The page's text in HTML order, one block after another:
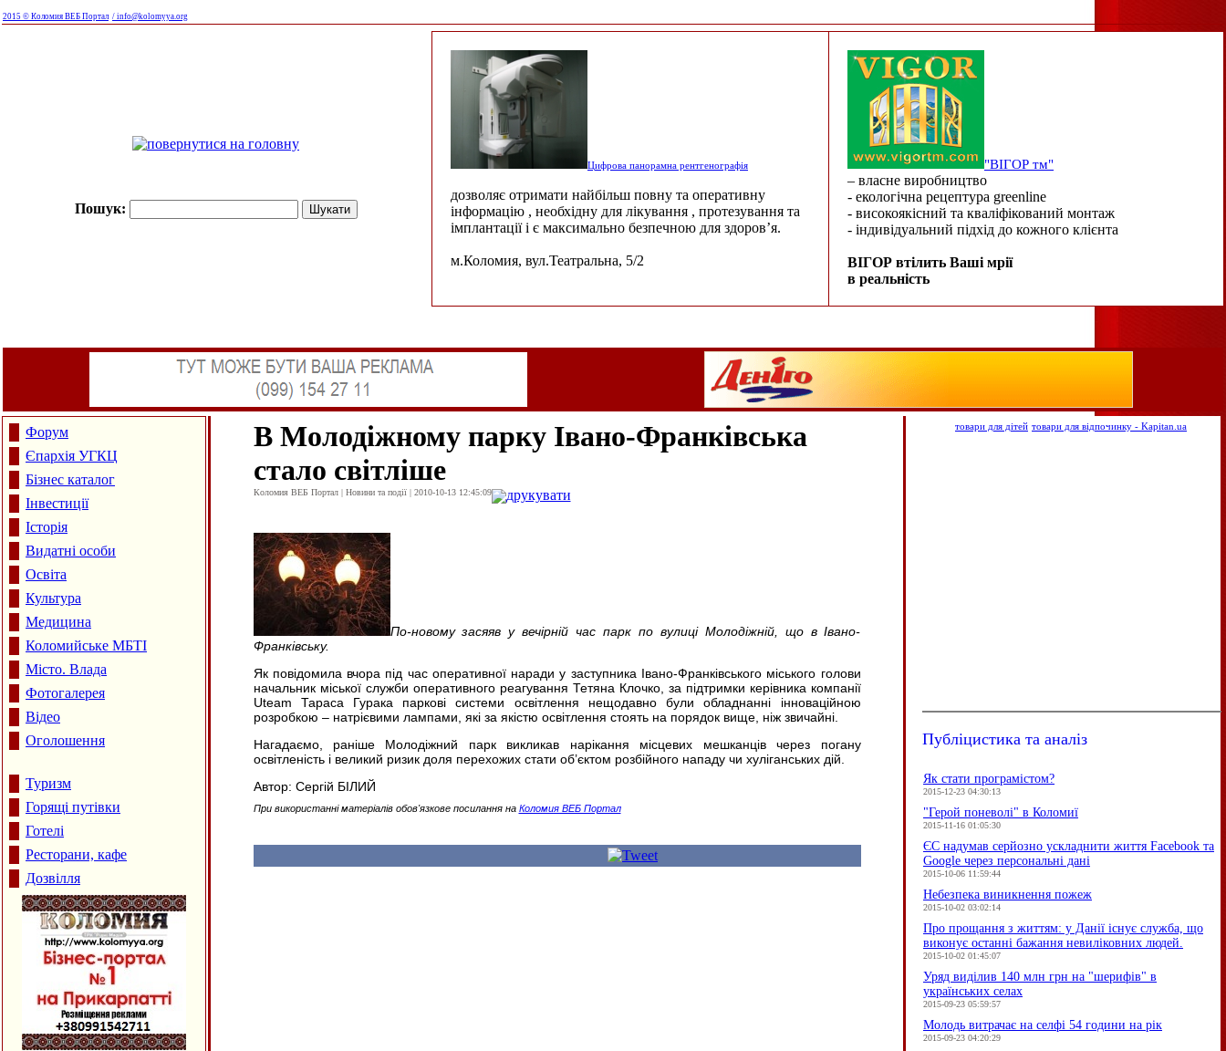
2015 © Коломия ВЕБ Портал / info@kolomyya.org
Пошук:
Цифрова панорамна рентгенографія
дозволяє отримати найбільш повну та оперативну
інформацію , необхідну для лікування , протезування та
імплантації і є максимально безпечною для здоров’я.
м.Коломия, вул.Театральна, 5/2
"ВІГОР тм"
– власне виробництво
- екологічна рецептура greenline
- високоякісний та кваліфікований монтаж
- індивідуальний підхід до кожного клієнта
ВІГОР втілить Ваші мрії
в реальність
Форум
Єпархія УГКЦ
Бізнес каталог
Інвестиції
Історія
Видатні особи
Освіта
Культура
Медицина
Коломийське МБТІ
Місто. Влада
Фотогалерея
Відео
Оголошення
Туризм
Горящі путівки
Готелі
Ресторани, кафе
Дозвілля
В Молодіжному парку Івано-Франківськa
стало світліше
Коломия ВЕБ Портал | Новини та події | 2010-10-13 12:45:09 друкувати
По-новому засяяв у вечірній час парк по вулиці Молодіжній, що в Івано-
Франківську.
Як повідомила вчора під час оперативної наради у заступника Івано-Франківського міського голови
начальник міської служби оперативного реагування Тетяна Клочко, за підтримки керівника компанії
Uteam Тараса Гурака паркові системи освітлення нещодавно були обладнанні інноваційною
розробкою – натрієвими лампами, які за якістю освітлення стоять на порядок вище, ніж звичайні.
Нагадаємо, раніше Молодіжний парк викликав нарікання місцевих мешканців через погану
освітленість і великий ризик доля перехожих стати об’єктом розбійного нападу чи хуліганських дій.
Автор: Сергій БІЛИЙ
При використанні матеріалів обов'язкове посилання на Коломия ВЕБ Портал
товари для дітей товари для відпочинку - Kapitan.ua
Публіцистика та аналіз
Як стати програмістом?
2015-12-23 04:30:13
"Герой поневолі" в Коломиї
2015-11-16 01:05:30
ЄC надумав серйозно ускладнити життя Facebook та
Google через персональні дані
2015-10-06 11:59:44
Небезпека виникнення пожеж
2015-10-02 03:02:14
Про прощання з життям: у Данії існує служба, що
виконує останні бажання невиліковних людей.
2015-10-02 01:45:07
Уряд виділив 140 млн грн на "шерифів" в
українських селах
2015-09-23 05:59:57
Молодь витрачає на селфі 54 години на рік
2015-09-23 04:20:29